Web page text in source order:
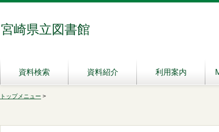
宮崎県立図書館
資料検索 資料紹介 利用案内
トップメニュー >